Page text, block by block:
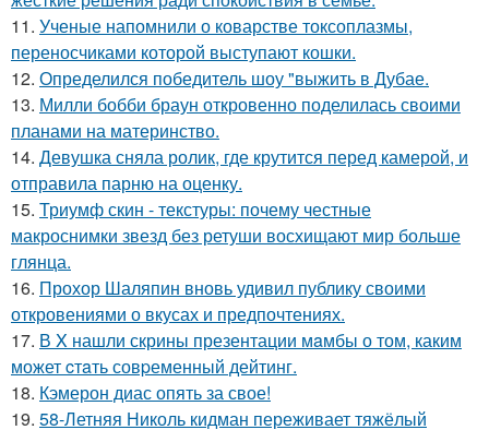
11. Ученые напомнили о коварстве токсоплазмы,
переносчиками которой выступают кошки.
12. Определился победитель шоу "выжить в Дубае.
13. Милли бобби браун откровенно поделилась своими
планами на материнство.
14. Девушка сняла ролик, где крутится перед камерой, и
отправила парню на оценку.
15. Триумф скин - текстуры: почему честные
макроснимки звезд без ретуши восхищают мир больше
глянца.
16. Прохор Шаляпин вновь удивил публику своими
откровениями о вкусах и предпочтениях.
17. В X нашли скрины презентации мaмбы о том, каким
может cтaть совpеменный дейтинг.
18. Кэмерон диас опять за свое!
19. 58-Летняя Николь кидман переживает тяжёлый